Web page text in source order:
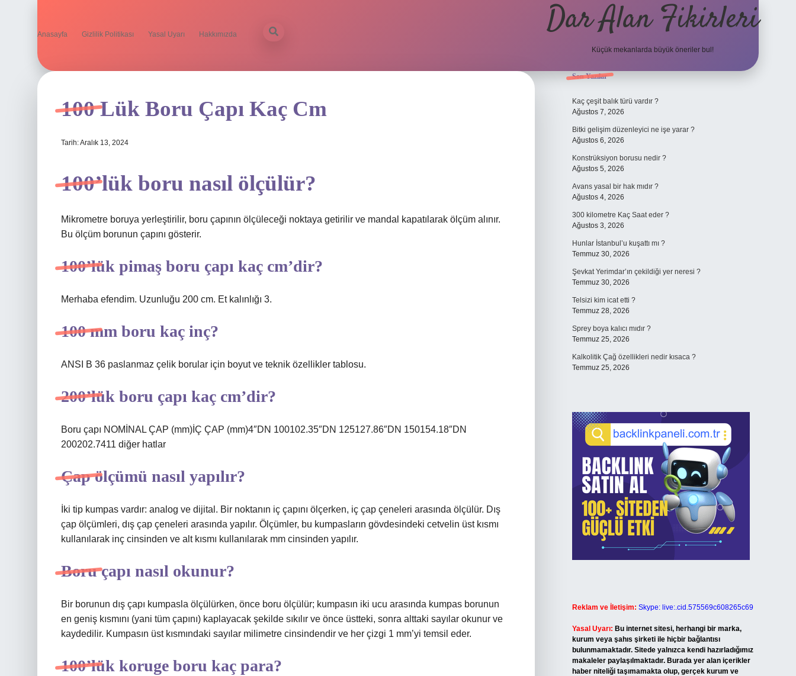
Anasayfa Gizlilik Politikası Yasal Uyarı Hakkımızda Dar Alan Fikirleri
Küçük mekanlarda büyük öneriler bul!
100 Lük Boru Çapı Kaç Cm
Tarih: Aralık 13, 2024
100’lük boru nasıl ölçülür?
Mikrometre boruya yerleştirilir, boru çapının ölçüleceği noktaya getirilir ve mandal kapatılarak ölçüm alınır.
Bu ölçüm borunun çapını gösterir.
100’lük pimaş boru çapı kaç cm’dir?
Merhaba efendim. Uzunluğu 200 cm. Et kalınlığı 3.
100 mm boru kaç inç?
ANSI B 36 paslanmaz çelik borular için boyut ve teknik özellikler tablosu.
200’lük boru çapı kaç cm’dir?
Boru çapı NOMİNAL ÇAP (mm)İÇ ÇAP (mm)4″DN 100102.35″DN 125127.86″DN 150154.18″DN
200202.7411 diğer hatlar
Çap ölçümü nasıl yapılır?
İki tip kumpas vardır: analog ve dijital. Bir noktanın iç çapını ölçerken, iç çap çeneleri arasında ölçülür. Dış
çap ölçümleri, dış çap çeneleri arasında yapılır. Ölçümler, bu kumpasların gövdesindeki cetvelin üst kısmı
kullanılarak inç cinsinden ve alt kısmı kullanılarak mm cinsinden yapılır.
Boru çapı nasıl okunur?
Bir borunun dış çapı kumpasla ölçülürken, önce boru ölçülür; kumpasın iki ucu arasında kumpas borunun
en geniş kısmını (yani tüm çapını) kaplayacak şekilde sıkılır ve önce üstteki, sonra alttaki sayılar okunur ve
kaydedilir. Kumpasın üst kısmındaki sayılar milimetre cinsindendir ve her çizgi 1 mm’yi temsil eder.
100’lük koruge boru kaç para?
Sidebar
Son Yazılar
Kaç çeşit balık türü vardır ?
Ağustos 7, 2026
Bitki gelişim düzenleyici ne işe yarar ?
Ağustos 6, 2026
Konstrüksiyon borusu nedir ?
Ağustos 5, 2026
Avans yasal bir hak mıdır ?
Ağustos 4, 2026
300 kilometre Kaç Saat eder ?
Ağustos 3, 2026
Hunlar İstanbul’u kuşattı mı ?
Temmuz 30, 2026
Şevkat Yerimdar’ın çekildiği yer neresi ?
Temmuz 30, 2026
Telsizi kim icat etti ?
Temmuz 28, 2026
Sprey boya kalıcı mıdır ?
Temmuz 25, 2026
Kalkolitik Çağ özellikleri nedir kısaca ?
Temmuz 25, 2026
Reklam ve İletişim: Skype: live:.cid.575569c608265c69
Yasal Uyarı: Bu internet sitesi, herhangi bir marka,
kurum veya şahıs şirketi ile hiçbir bağlantısı
bulunmamaktadır. Sitede yalnızca kendi hazırladığımız
makaleler paylaşılmaktadır. Burada yer alan içerikler
haber niteliği taşımamakta olup, gerçek kurum ve